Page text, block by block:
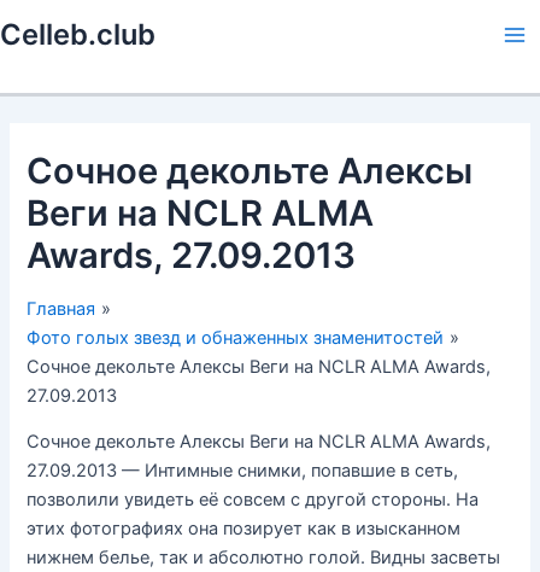
кCelleb.club
Сочное декольте Алексы
Веги на NCLR ALMA
Awards, 27.09.2013
Главная
Фото голых звезд и обнаженных знаменитостей
Сочное декольте Алексы Веги на NCLR ALMA Awards,
27.09.2013
Сочное декольте Алексы Веги на NCLR ALMA Awards,
27.09.2013 — Интимные снимки, попавшие в сеть,
позволили увидеть её совсем с другой стороны. На
этих фотографиях она позирует как в изысканном
нижнем белье, так и абсолютно голой. Видны засветы